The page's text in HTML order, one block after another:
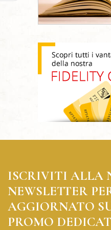
ISCRIVITI ALLA
NEWSLETTER
AGGIORNATO
PROMO